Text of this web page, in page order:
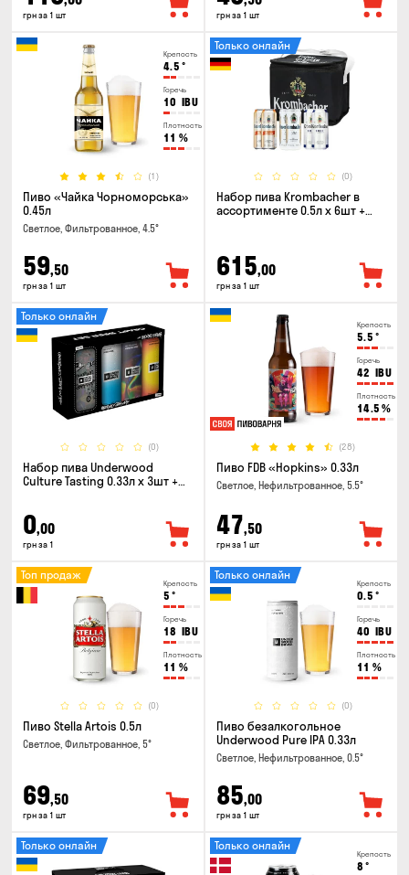
грн за 1 шт грн за 1 шт
Крепость
4.5 °
Горечь
10 IBU
Плотность
11 %
(1)
Пиво «Чайка Чорноморська»
0.45л
Светлое, Фильтрованное, 4.5°
59,50
грн за 1 шт
(0)
Только онлайн
Набор пива Krombacher в
ассортименте 0.5л х 6шт +
615,00
грн за 1 шт
(0)
Только онлайн
Набор пива Underwood
Culture Tasting 0.33л x 3шт +
0,00
грн за 1
Крепость
5.5 °
Горечь
42 IBU
Плотность
14.5 %
(28)
Пиво FDB «Hopkins» 0.33л
Светлое, Нефильтрованное, 5.5°
47,50
грн за 1 шт
Крепость
5 °
Горечь
18 IBU
Плотность
11 %
(0)
Топ продаж
Пиво Stella Artois 0.5л
Светлое, Фильтрованное, 5°
69,50
грн за 1 шт
Крепость
0.5 °
Горечь
40 IBU
Плотность
11 %
(0)
Только онлайн
Пиво безалкогольное
Underwood Pure IPA 0.33л
Светлое, Нефильтрованное, 0.5°
85,00
грн за 1 шт
Только онлайн
Крепость
8 °
Только онлайн